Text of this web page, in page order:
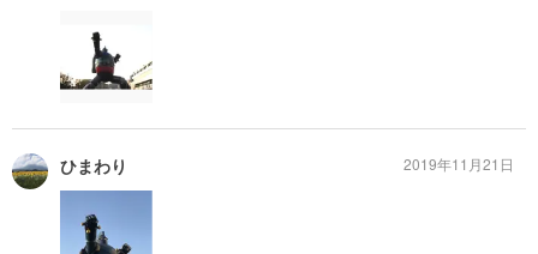
ひまわり 2019年11月21日